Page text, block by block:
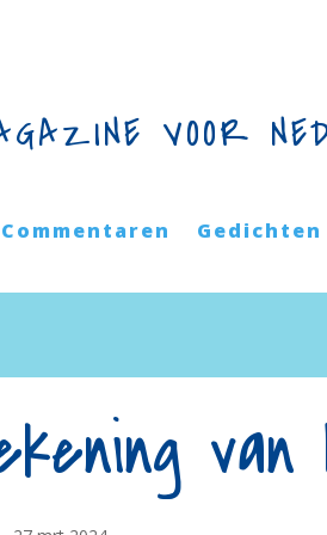
VOOR
Commentaren Gedichten
van